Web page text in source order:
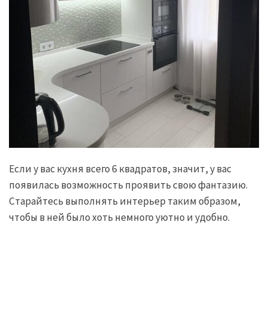
Если у вас кухня всего 6 квадратов, значит, у вас
появилась возможность проявить свою фантазию.
Старайтесь выполнять интерьер таким образом,
чтобы в ней было хоть немного уютно и удобно.